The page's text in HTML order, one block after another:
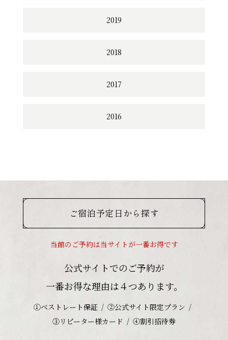
2019
2018
2017
2016
ご宿泊予定日から探す
当館のご予約は当サイトが一番お得です
公式サイトでのご予約が
一番お得な理由は４つあります。
①ベストレート保証
②公式サイト限定プラン
③リピーター様カード
④割引招待券